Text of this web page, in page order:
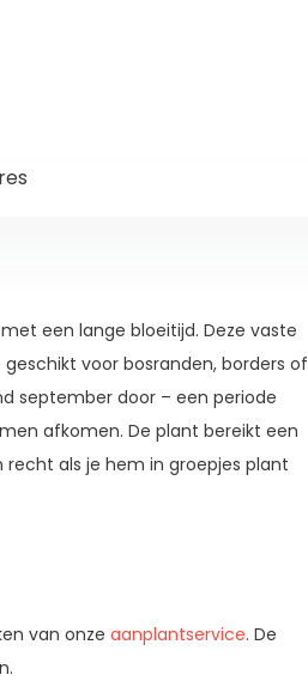
een lange bloeitijd. Deze vaste
voor bosranden, borders of
september door – een periode
afkomen. De plant bereikt een
als je hem in groepjes plant
van onze aanplantservice. De